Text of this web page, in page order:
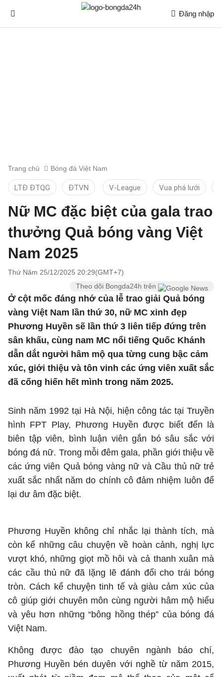
Đăng nhập
Trang chủ Bóng đá Việt Nam
LTĐ ĐTQG ĐTVN V-League Vua phá lưới
Nữ MC đặc biệt của gala trao
thưởng Quả bóng vàng Việt
Nam 2025
Thứ Năm 25/12/2025 20:29(GMT+7)
Theo dõi Bongda24h trên
Ở cột mốc đáng nhớ của lễ trao giải Quả bóng
vàng Việt Nam lần thứ 30, nữ MC xinh đẹp
Phương Huyền sẽ lần thứ 3 liên tiếp đứng trên
sân khấu, cùng nam MC nổi tiếng Quốc Khánh
dẫn dắt người hâm mộ qua từng cung bậc cảm
xúc, giới thiệu và tôn vinh các ứng viên xuất sắc
đã cống hiến hết mình trong năm 2025.
Sinh năm 1992 tại Hà Nội, hiện công tác tại Truyền
hình FPT Play, Phương Huyền được biết đến là
biên tập viên, bình luận viên gắn bó sâu sắc với
bóng đá nữ. Trong mỗi đêm gala, phần giới thiệu về
các ứng viên Quả bóng vàng nữ và Cầu thủ nữ trẻ
xuất sắc nhất năm do chính cô đảm nhiệm luôn để
lại dư âm đặc biệt.
Phương Huyền không chỉ nhắc lại thành tích, mà
còn kể những câu chuyện về hoàn cảnh, nghị lực
vượt khó, những giọt mồ hôi và cả thanh xuân mà
các cầu thủ nữ đã lặng lẽ đánh đổi cho trái bóng
tròn. Cách kể chuyện tinh tế và giàu cảm xúc của
cô giúp giới chuyên môn cùng người hâm mộ hiểu
và yêu hơn những “bông hồng thép” của bóng đá
Việt Nam.
Không được đào tạo chuyên ngành báo chí,
Phương Huyền bén duyên với nghề từ năm 2015,